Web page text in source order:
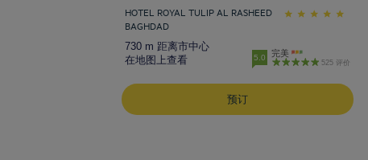
HOTEL ROYAL TULIP AL RASHEED
BAGHDAD
730 m 距离市中心
在地图上查看
5.0 完美
525 评价
预订